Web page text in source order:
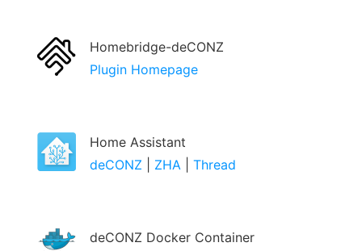
Homebridge-deCONZ
Plugin Homepage
Home Assistant
deCONZ
ZHA| Thread
deCONZ Docker Container